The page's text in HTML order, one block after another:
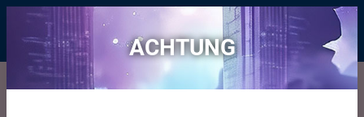
Bis zu 20 € Rabatt* mit dem Vorteils-Codeeintauchen , gültig bis
11.08.2026
ACHTUNG